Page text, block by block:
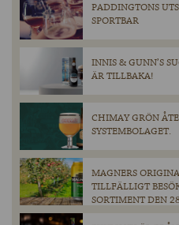
PADDINGTONS
SPORTBAR
INNIS & GUNN’S
ÄR TILLBAKA!
CHIMAY GRÖN
SYSTEMBOLAGET.
MAGNERS
TILLFÄLLIGT
SORTIMENT DEN